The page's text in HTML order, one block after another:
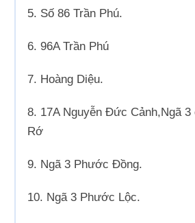
5. Số 86 Trần Phú.
6. 96A Trần Phú
7. Hoàng Diệu.
8. 17A Nguyễn Đức Cảnh,Ngã 3
Rớ
9. Ngã 3 Phước Đồng.
10. Ngã 3 Phước Lộc.